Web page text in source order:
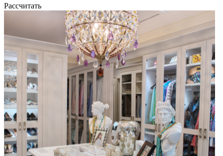
Рассчитать